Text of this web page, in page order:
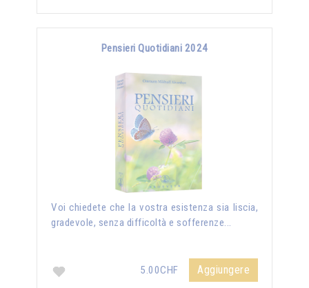
Pensieri Quotidiani 2024
Voi chiedete che la vostra esistenza sia liscia,
gradevole, senza difficoltà e sofferenze...
5.00CHF Aggiungere